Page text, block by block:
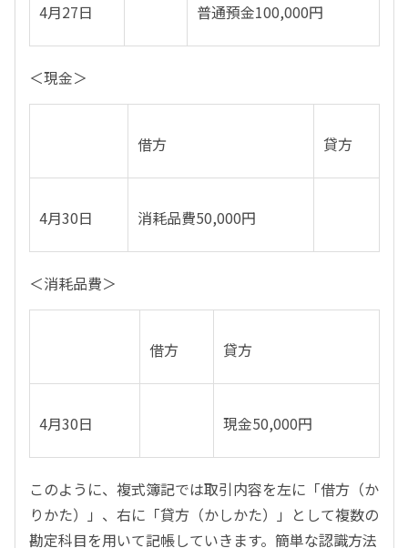
4月27日 普通預金100,000円
＜現金＞
借方 貸方
4月30日 消耗品費50,000円
＜消耗品費＞
借方 貸方
4月30日 現金50,000円
このように、複式簿記では取引内容を左に「借方（か
りかた）」、右に「貸方（かしかた）」として複数の
勘定科目を用いて記帳していきます。簡単な認識方法